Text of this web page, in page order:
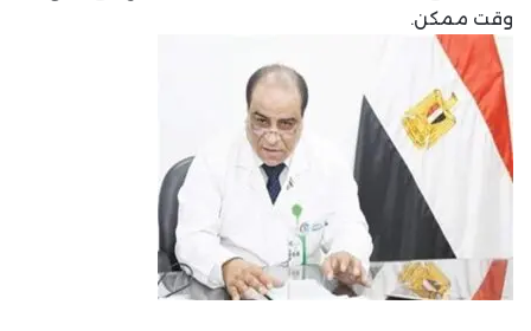
وقت ممكن.